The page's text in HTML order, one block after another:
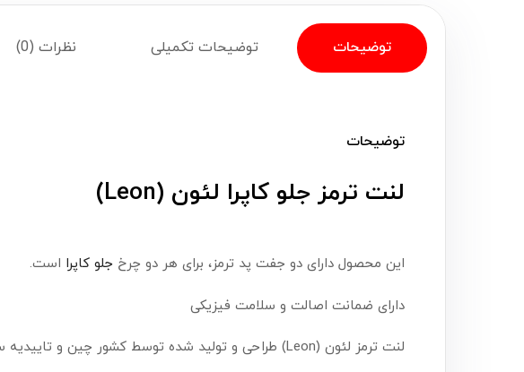
توضیحات توضیحات تکمیلی نظرات (0)
توضیحات
لنت ترمز جلو کاپرا لئون (Leon)
این محصول دارای دو جفت پد ترمز، برای هر دو چرخ جلو کاپرا است.
دارای ضمانت اصالت و سلامت فیزیکی
لنت ترمز لئون (Leon) طراحی و تولید شده توسط کشور چین و تاییدیه سازمان استاندارد ایران ، دارای ایزو 9001، ایزو 1649 و تاییدیه IQNet و